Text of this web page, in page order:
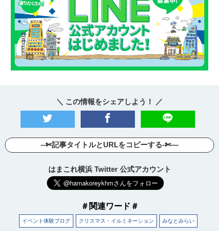
＼ この情報をシェアしよう！ ／
--✄記事タイトルとURLをコピーする-✄—
はまこれ横浜 Twitter 公式アカウント
＃関連ワード＃
イベント体験ブログ クリスマス・イルミネーション みなとみらい
観光ガイド